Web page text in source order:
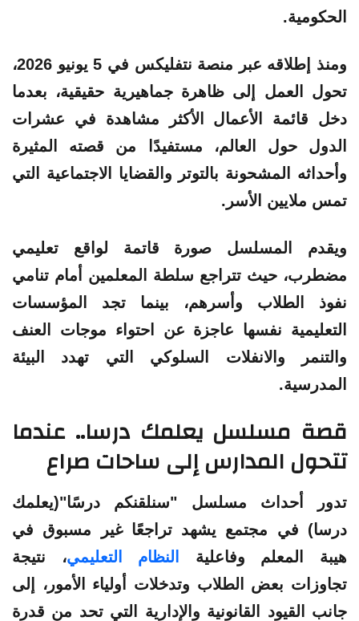
الحكومية.
ومنذ إطلاقه عبر منصة نتفليكس
في 5 يونيو 2026،
تحول العمل إلى ظاهرة جماهيرية حقيقية، بعدما
دخل قائمة الأعمال الأكثر مشاهدة في عشرات
الدول حول العالم، مستفيدًا من قصته المثيرة
وأحداثه المشحونة بالتوتر والقضايا الاجتماعية التي
تمس ملايين الأسر.
ويقدم المسلسل صورة قاتمة لواقع تعليمي
مضطرب، حيث تتراجع سلطة المعلمين أمام تنامي
نفوذ الطلاب وأسرهم، بينما تجد المؤسسات
التعليمية نفسها عاجزة عن احتواء موجات العنف
والتنمر والانفلات السلوكي التي تهدد البيئة
المدرسية.
قصة مسلسليعلمك درسا.. عندما
تتحول المدارس إلى ساحات صراع
تدور أحداث مسلسل "سنلقنكم درسًا"(يعلمك
درسا) في مجتمع يشهد تراجعًا غير مسبوق في
هيبة المعلم وفاعلية
النظام التعليمي، نتيجة
تجاوزات بعض الطلاب وتدخلات أولياء الأمور، إلى
جانب القيود القانونية والإدارية التي تحد من قدرة